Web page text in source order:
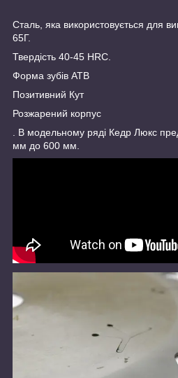
Сталь, яка використовується для
65Г.
Твердість 40-45 HRC.
Форма зубів ATB
Позитивний Кут
Розжарений корпус
. В модельному ряді Кедр Люкс
мм до 600 мм.